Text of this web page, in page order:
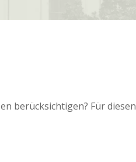
berücksichtigen? Für diesen